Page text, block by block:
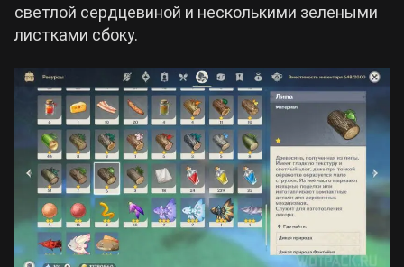
светлой сердцевиной и несколькими зелеными
листками сбоку.